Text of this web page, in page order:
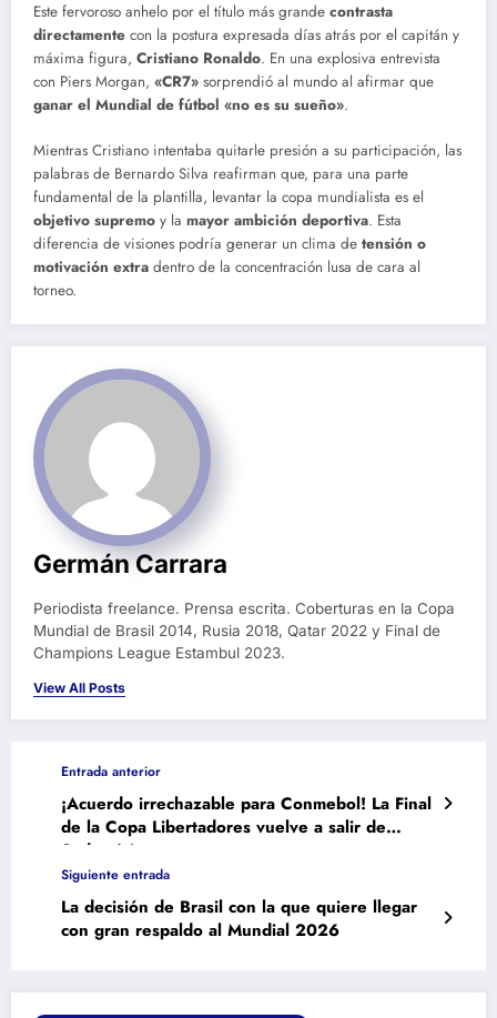
Este fervoroso anhelo por el título más grande contrasta
directamente con la postura expresada días atrás por el capitán y
máxima figura, Cristiano Ronaldo. En una explosiva entrevista
con Piers Morgan, «CR7» sorprendió al mundo al afirmar que
ganar el Mundial de fútbol «no es su sueño».
Mientras Cristiano intentaba quitarle presión a su participación, las
palabras de Bernardo Silva reafirman que, para una parte
fundamental de la plantilla, levantar la copa mundialista es el
objetivo supremo y la mayor ambición deportiva. Esta
diferencia de visiones podría generar un clima de tensión o
motivación extra dentro de la concentración lusa de cara al
torneo.
Germán Carrara
Periodista freelance. Prensa escrita. Coberturas en la Copa
Mundial de Brasil 2014, Rusia 2018, Qatar 2022 y Final de
Champions League Estambul 2023.
View All Posts
Entrada anterior
¡Acuerdo irrechazable para Conmebol! La Final
de la Copa Libertadores vuelve a salir de
Sudamérica
Siguiente entrada
La decisión de Brasil con la que quiere llegar
con gran respaldo al Mundial 2026